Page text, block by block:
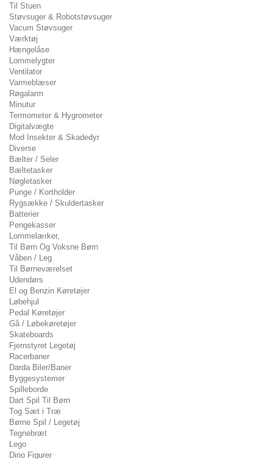
Til Stuen
Støvsuger & Robotstøvsuger
Vacum Støvsuger
Værktøj
Hængelåse
Lommelygter
Ventilator
Varmeblæser
Røgalarm
Minutur
Termometer & Hygrometer
Digitalvægte
Mod Insekter & Skadedyr
Diverse
Bælter / Seler
Bæltetasker
Nøgletasker
Punge / Kortholder
Rygsække / Skuldertasker
Batterier
Pengekasser
Lommelærker,
Til Børn Og Voksne Børn
Våben / Leg
Til Børneværelset
Udendørs
El og Benzin Køretøjer
Løbehjul
Pedal Køretøjer
Gå / Løbekøretøjer
Skateboards
Fjernstyret Legetøj
Racerbaner
Darda Biler/Baner
Byggesystemer
Spilleborde
Dart Spil Til Børn
Tog Sæt i Træ
Børne Spil / Legetøj
Tegnebræt
Lego
Dino Figurer